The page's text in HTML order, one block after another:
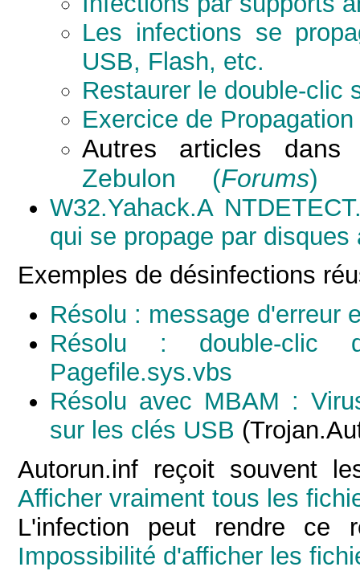
Les infections se
USB, Flash, etc.
Restaurer le double-clic
Exercice de
Autres articles
Zebulon
(Forums)
W32.Yahack.A
qui se propage par disques
Exemples de désinfections
Résolu : message d'erreur
Résolu : double-clic
Pagefile.sys.vbs
Résolu avec MBAM :
sur les clés USB
Autorun.inf reçoit souvent
Afficher vraiment tous les
L'infection peut rendre ce
Impossibilité d'afficher les